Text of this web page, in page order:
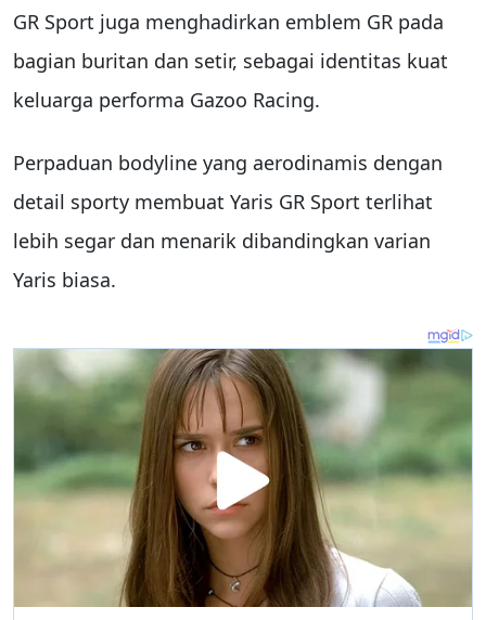
GR Sport juga menghadirkan emblem GR pada
bagian buritan dan setir, sebagai identitas kuat
keluarga performa Gazoo Racing.
Perpaduan bodyline yang aerodinamis dengan
detail sporty membuat Yaris GR Sport terlihat
lebih segar dan menarik dibandingkan varian
Yaris biasa.